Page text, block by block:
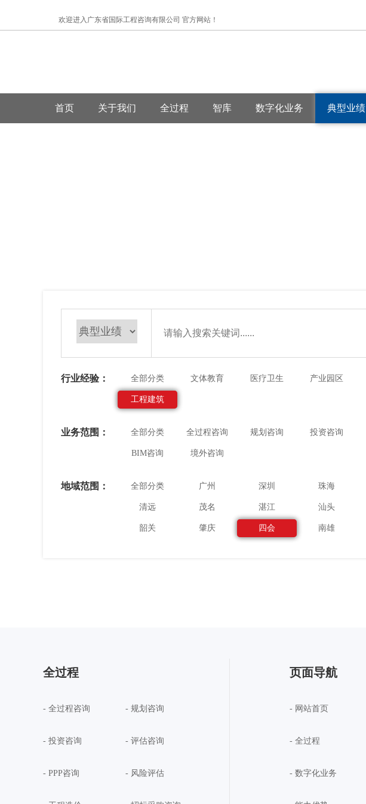
欢迎进入广东省国际工程咨询有限公司 官方网站！
首页 关于我们 全过程 智库 数字化业务 典型业绩
行业经验： 全部分类 文体教育 医疗卫生 产业园区
工程建筑
业务范围： 全部分类 全过程咨询 规划咨询 投资咨询
BIM咨询 境外咨询
地域范围： 全部分类 广州 深圳 珠海
清远 茂名 湛江 汕头
韶关 肇庆 四会 南雄
全过程
- 全过程咨询 - 规划咨询
- 投资咨询 - 评估咨询
- PPP咨询 - 风险评估
页面导航
- 网站首页
- 全过程
- 数字化业务